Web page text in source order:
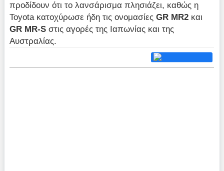
προδίδουν ότι το λανσάρισμα πλησιάζει, καθώς η
Toyota κατοχύρωσε ήδη τις ονομασίεςGR MR2 και
GR MR-S στις αγορές της Ιαπωνίας και της
Αυστραλίας.